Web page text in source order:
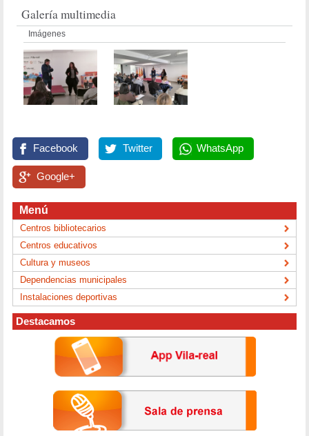
Galería multimedia
Imágenes
Facebook Twitter WhatsApp
Google+
Menú
Centros bibliotecarios
Centros educativos
Cultura y museos
Dependencias municipales
Instalaciones deportivas
Destacamos